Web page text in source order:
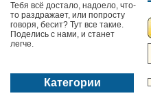
Тебя всё достало, надоело, что-
то раздражает, или попросту
говоря, бесит? Тут все такие.
Поделись с нами, и станет
легче.
Категории